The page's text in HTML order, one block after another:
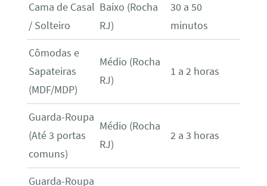
Cama de Casal
/ Solteiro
Baixo (Rocha
RJ)
30 a 50
minutos
Cômodas e
Sapateiras
(MDF/MDP)
Médio (Rocha
RJ)
1 a 2 horas
Guarda-Roupa
(Até 3 portas
comuns)
Médio (Rocha
RJ)
2 a 3 horas
Guarda-Roupa